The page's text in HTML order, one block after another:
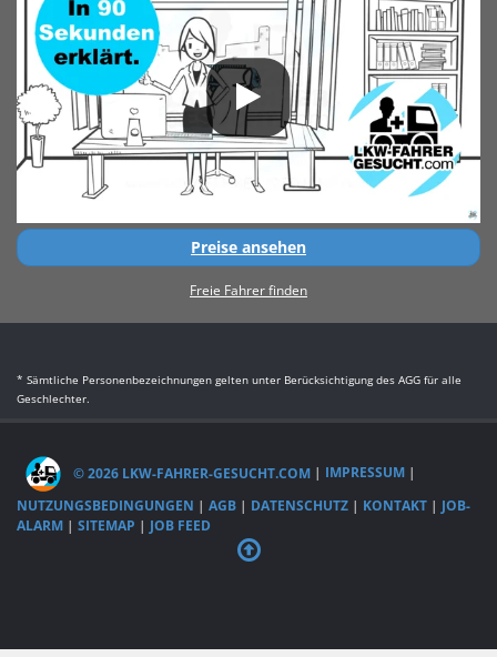
Preise ansehen
Freie Fahrer finden
* Sämtliche Personenbezeichnungen gelten unter Berücksichtigung des AGG für alle
Geschlechter.
© 2026 LKW-FAHRER-GESUCHT.COM | IMPRESSUM |
NUTZUNGSBEDINGUNGEN | AGB | DATENSCHUTZ | KONTAKT | JOB-
ALARM | SITEMAP | JOB FEED